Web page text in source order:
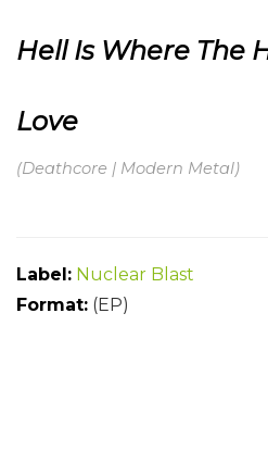
Hell Is Where The
Love
(Deathcore | Modern Metal)
Label: Nuclear Blast
Format: (EP)